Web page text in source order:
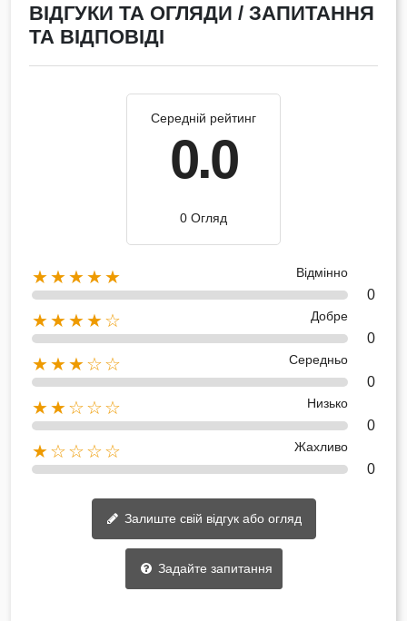
ВІДГУКИ ТА ОГЛЯДИ / ЗАПИТАННЯ
ТА ВІДПОВІДІ
Середній рейтинг
0.0
0 Огляд
★★★★★ Відмінно
0
★★★★☆ Добре
0
★★★☆☆ Середньо
0
★★☆☆☆ Низько
0
★☆☆☆☆ Жахливо
0
Залиште свій відгук або огляд
Задайте запитання